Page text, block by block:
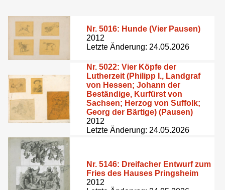
Nr. 5016: Hunde (Vier Pausen)
2012
Letzte Änderung: 24.05.2026
Nr. 5022: Vier Köpfe der
Lutherzeit (Philipp I., Landgraf
von Hessen; Johann der
Beständige, Kurfürst von
Sachsen; Herzog von Suffolk;
Georg der Bärtige) (Pausen)
2012
Letzte Änderung: 24.05.2026
Nr. 5146: Dreifacher Entwurf zum
Fries des Hauses Pringsheim
2012